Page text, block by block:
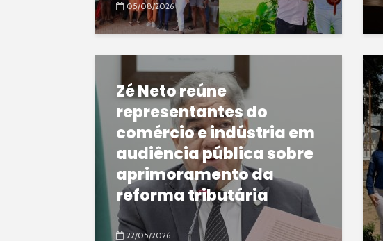
05/08/2026
Zé Neto reúne
representantes do
comércio e indústria em
audiência pública sobre
aprimoramento da
reforma tributária
22/05/2026